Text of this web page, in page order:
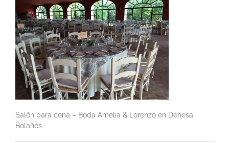
Salón para cena – Boda Amelia & Lorenzo en Dehesa
Bolaños